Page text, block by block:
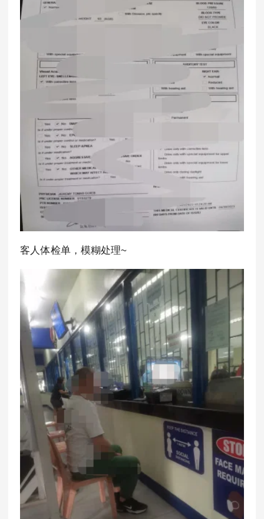
客人体检单，模糊处理~